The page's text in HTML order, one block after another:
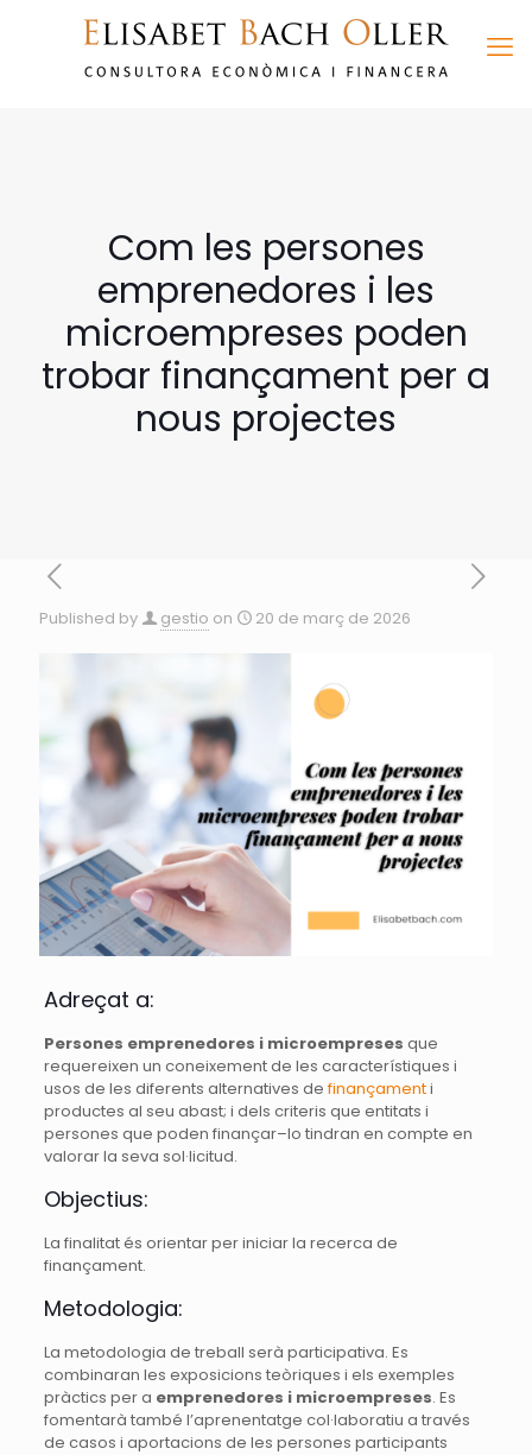
Com les persones
emprenedores i les
microempreses poden
trobar finançament per a
nous projectes
Published by gestio on 20 de març de 2026
Adreçat a:
Persones emprenedores i microempreses que
requereixen un coneixement de les característiques i
usos de les diferents alternatives definançamenti
productes al seu abast; i dels criteris que entitats i
persones que poden finançar–lo tindran en compte en
valorar la seva sol·licitud.
Objectius:
La finalitat és orientar per iniciar la recerca de
finançament.
Metodologia:
La metodologia de treball serà participativa. Es
combinaran les exposicions teòriques i els exemples
pràctics per a emprenedores i microempreses. Es
fomentarà també l’aprenentatge col·laboratiu a través
de casos i aportacions de les persones participants